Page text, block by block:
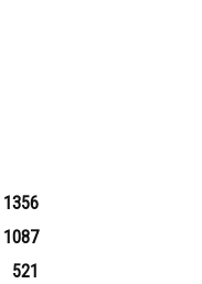
1356
1087
521